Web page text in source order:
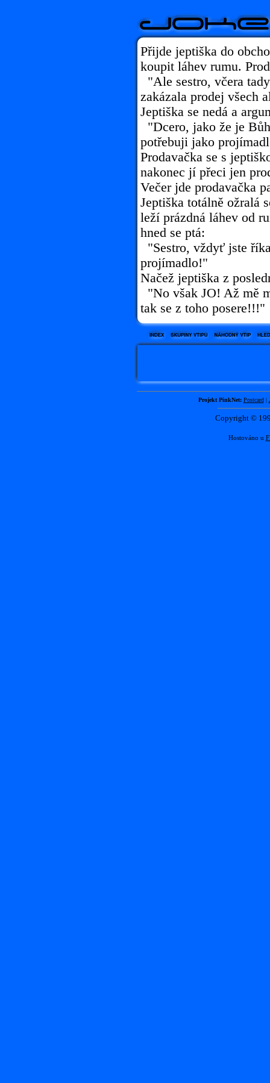
Přijde jeptiška do
koupit láhev rumu.
"Ale sestro, včera
zakázala prodej všech
Jeptiška se nedá a
"Dcero, jako že je
potřebuji jako
Prodavačka se s
nakonec jí přeci jen
Večer jde prodavačka
Jeptiška totálně ožralá
leží prázdná láhev od
hned se ptá:
"Sestro, vždyť jste
projímadlo!"
Načež jeptiška z
"No však JO! Až mě
tak se z toho posere!!!"
Projekt PinkNet: Postcard|
Copyright ©
Hostováno u